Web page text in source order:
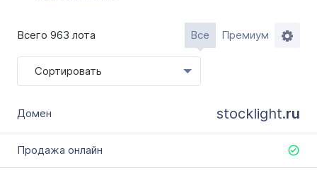
Тип продажи
Оформление до 20 дней
Всего 963 лота Все Премиум
Сортировать
stocklight.ru